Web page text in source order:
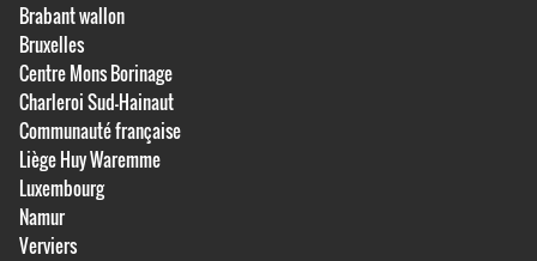
Brabant wallon
Bruxelles
Centre Mons Borinage
Charleroi Sud-Hainaut
Communauté française
Liège Huy Waremme
Luxembourg
Namur
Verviers